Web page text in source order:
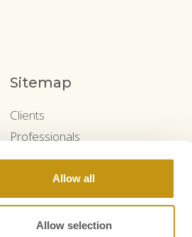
Allow all
Allow selection
Sitemap
Clients
Professionals
Coaching
International
About us
News